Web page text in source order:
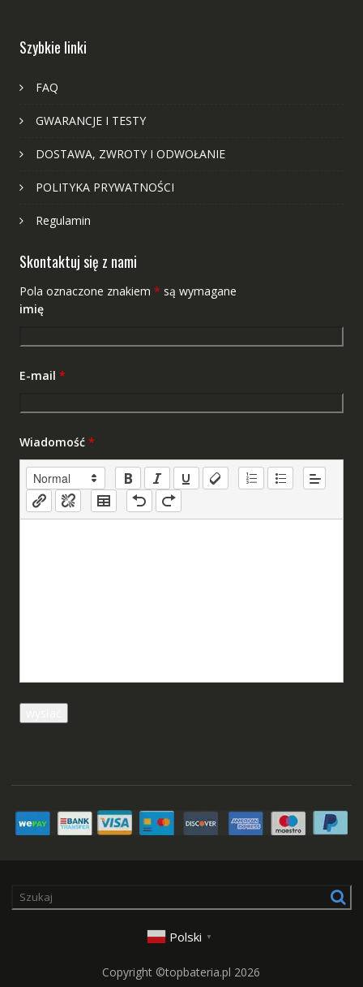
Szybkie linki
FAQ
GWARANCJE I TESTY
DOSTAWA, ZWROTY I ODWOŁANIE
POLITYKA PRYWATNOŚCI
Regulamin
Skontaktuj się z nami
Pola oznaczone znakiem * są wymagane
imię
E-mail *
Wiadomość *
Polski ▼
Copyright ©topbateria.pl 2026